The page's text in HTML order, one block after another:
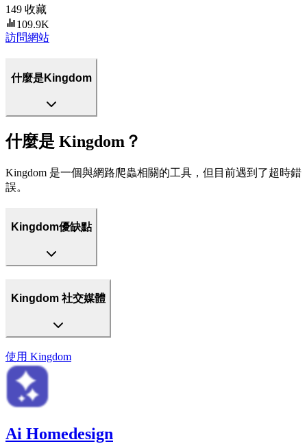
149 收藏
109.9K
訪問網站
什麼是Kingdom
什麼是 Kingdom？
Kingdom 是一個與網路爬蟲相關的工具，但目前遇到了超時錯
誤。
Kingdom優缺點
Kingdom 社交媒體
使用 Kingdom
Ai Homedesign